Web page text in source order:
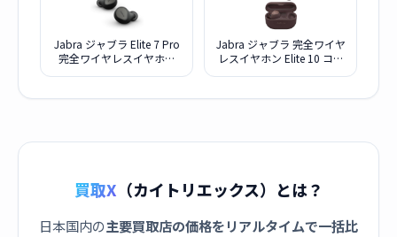
Jabra ジャブラ Elite 7 Pro
完全ワイヤレスイヤホン
Jabra ジャブラ 完全ワイヤ
レスイヤホン Elite 10 ココ
買取X （カイトリエックス）とは？
日本国内の主要買取店の価格をリアルタイムで一括比